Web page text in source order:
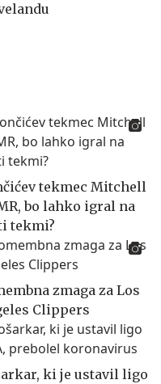
tekmec Mitchell
bo lahko igral na
tekmi?
zmaga za Los
Clippers
ki je ustavil ligo